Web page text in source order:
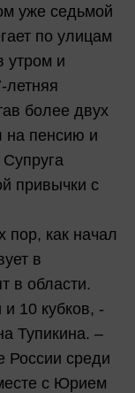
уже седьмой
по улицам
утром и
летняя
более двух
на пенсию и
привычки с
пор, как начал
в
в области.
10 кубков, -
Тупикина. –
России среди
с Юрием